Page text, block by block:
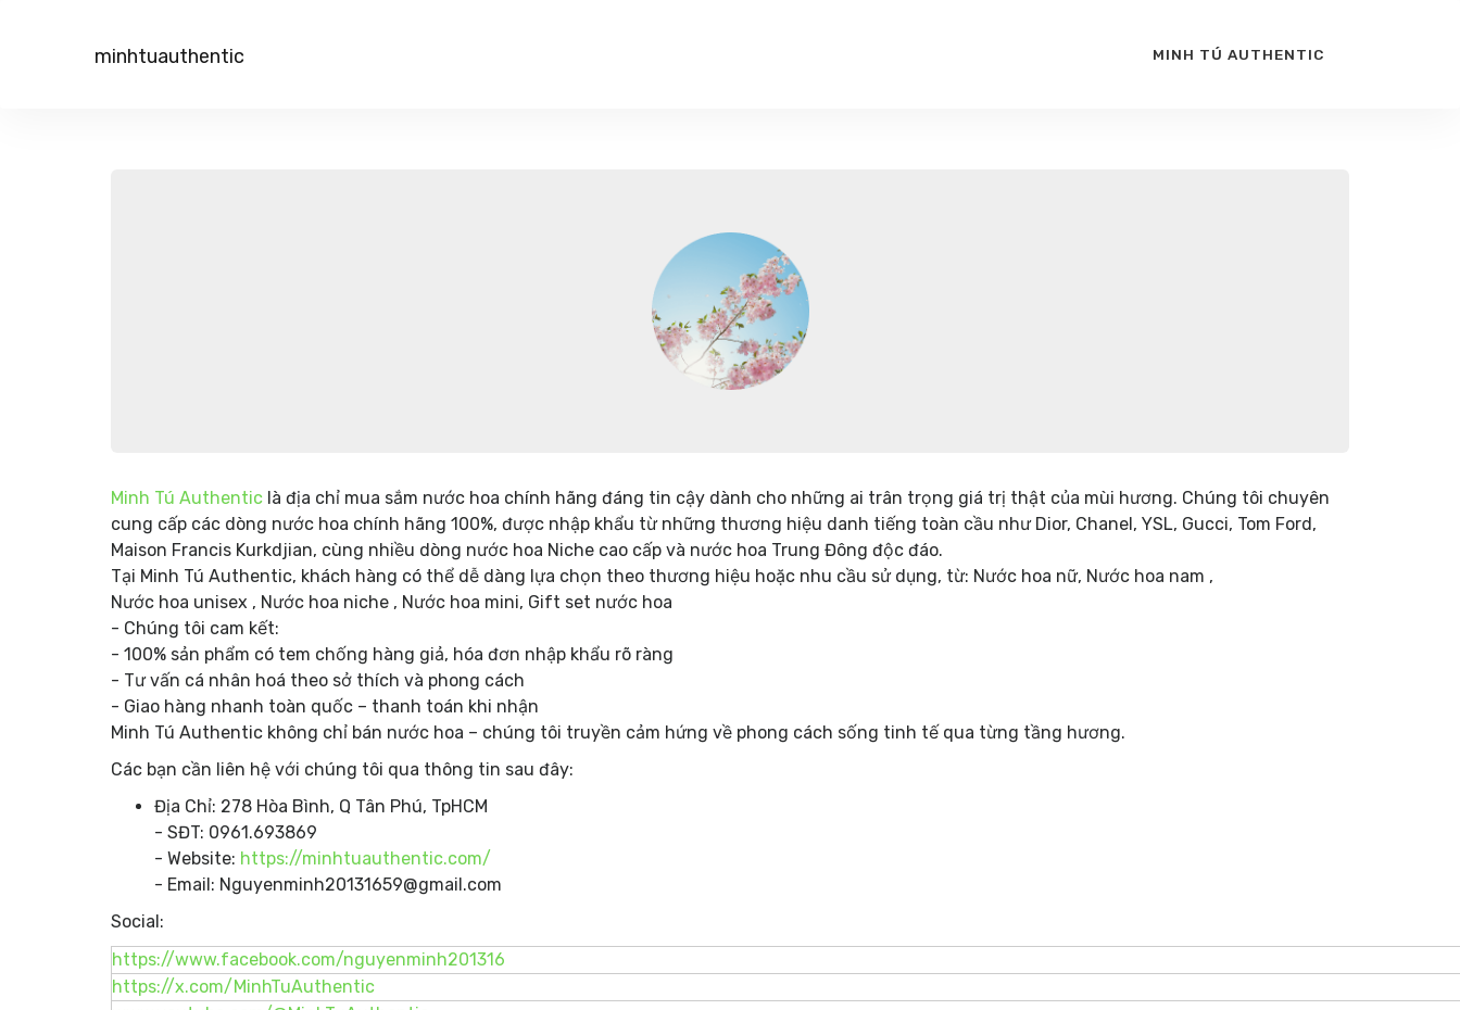
minhtuauthentic MINH TÚ AUTHENTIC
Minh Tú Authentic là địa chỉ mua sắm nước hoa chính hãng đáng tin cậy dành cho những ai trân trọng giá trị thật của mùi hương. Chúng tôi chuyên
cung cấp các dòng nước hoa chính hãng 100%, được nhập khẩu từ những thương hiệu danh tiếng toàn cầu như Dior, Chanel, YSL, Gucci, Tom Ford,
Maison Francis Kurkdjian, cùng nhiều dòng nước hoa Niche cao cấp và nước hoa Trung Đông độc đáo.
Tại Minh Tú Authentic, khách hàng có thể dễ dàng lựa chọn theo thương hiệu hoặc nhu cầu sử dụng, từ: Nước hoa nữ, Nước hoa nam ,
Nước hoa unisex , Nước hoa niche , Nước hoa mini, Gift set nước hoa
- Chúng tôi cam kết:
- 100% sản phẩm có tem chống hàng giả, hóa đơn nhập khẩu rõ ràng
- Tư vấn cá nhân hoá theo sở thích và phong cách
- Giao hàng nhanh toàn quốc – thanh toán khi nhận
Minh Tú Authentic không chỉ bán nước hoa – chúng tôi truyền cảm hứng về phong cách sống tinh tế qua từng tầng hương.
Các bạn cần liên hệ với chúng tôi qua thông tin sau đây:
Địa Chỉ: 278 Hòa Bình, Q Tân Phú, TpHCM
- SĐT: 0961.693869
- Website: https://minhtuauthentic.com/
- Email: Nguyenminh20131659@gmail.com
Social:
https://www.facebook.com/nguyenminh201316
https://x.com/MinhTuAuthentic